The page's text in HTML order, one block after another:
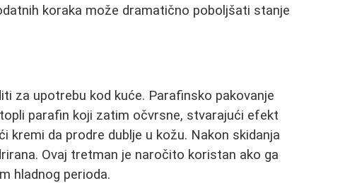
koraka može dramatično poboljšati stanje
za upotrebu kod kuće. Parafinsko pakovanje
parafin koji zatim očvrsne, stvarajući efekt
kremi da prodre dublje u kožu. Nakon skidanja
Ovaj tretman je naročito koristan ako ga
hladnog perioda.